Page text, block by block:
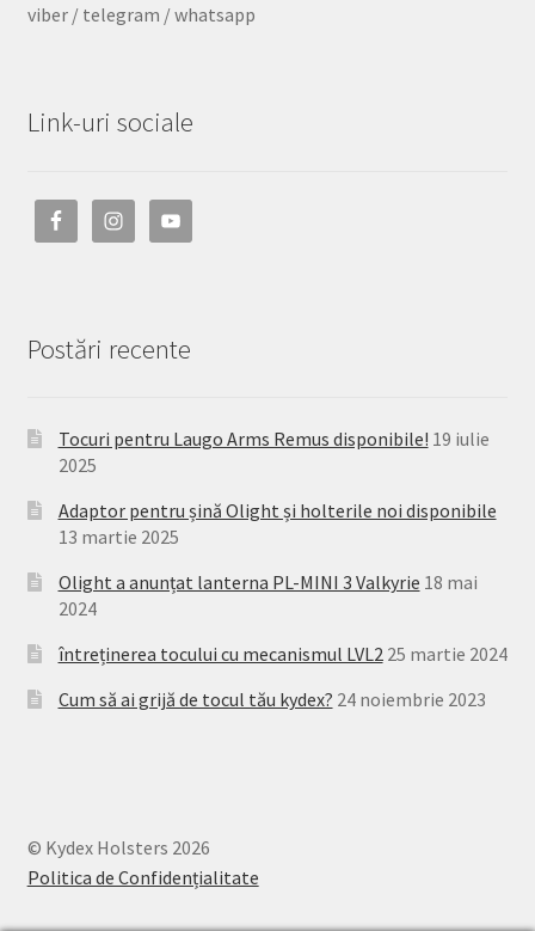
viber / telegram / whatsapp
Link-uri sociale
Postări recente
Tocuri pentru Laugo Arms Remus disponibile! 19 iulie
2025
Adaptor pentru șină Olight și holterile noi disponibile
13 martie 2025
Olight a anunțat lanterna PL-MINI 3 Valkyrie 18 mai
2024
întreținerea tocului cu mecanismul LVL2 25 martie 2024
Cum să ai grijă de tocul tău kydex? 24 noiembrie 2023
© Kydex Holsters 2026
Politica de Confidențialitate